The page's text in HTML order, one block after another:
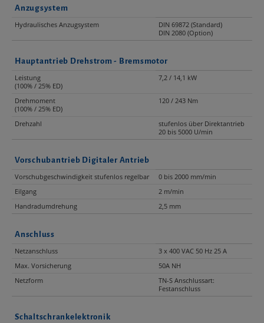
Anzugsystem
Hydraulisches Anzugsystem
DIN 69872 (Standard)
DIN 2080 (Option)
Hauptantrieb Drehstrom - Bremsmotor
Leistung
(100% / 25% ED)
7,2 / 14,1 kW
Drehmoment
(100% / 25% ED)
120 / 243 Nm
Drehzahl
stufenlos über Direktantrieb
20 bis 5000 U/min
Vorschubantrieb Digitaler Antrieb
Vorschubgeschwindigkeit stufenlos regelbar
0 bis 2000 mm/min
Eilgang
2 m/min
Handradumdrehung
2,5 mm
Anschluss
Netzanschluss
3 x 400 VAC 50 Hz 25 A
Max. Vorsicherung
50A NH
Netzform
TN-S Anschlussart:
Festanschluss
Schaltschrankelektronik